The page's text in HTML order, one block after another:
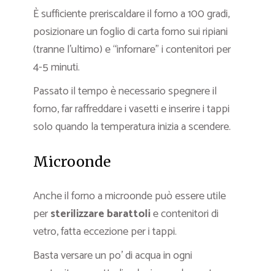
È sufficiente preriscaldare il forno a 100 gradi,
posizionare un foglio di carta forno sui ripiani
(tranne l’ultimo) e “infornare” i contenitori per
4-5 minuti.
Passato il tempo è necessario spegnere il
forno, far raffreddare i vasetti e inserire i tappi
solo quando la temperatura inizia a scendere.
Microonde
Anche il forno a microonde può essere utile
persterilizzare barattolie contenitori di
vetro, fatta eccezione per i tappi.
Basta versare un po’ di acqua in ogni